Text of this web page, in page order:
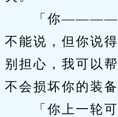
「你————好
不能说，但你说
别担心，我可以
不会损坏你的装备
「你上一轮可